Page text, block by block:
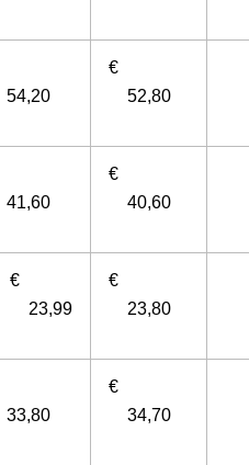
54,20
€
52,80
41,60
€
40,60
€
€
23,80
33,80
€
34,70